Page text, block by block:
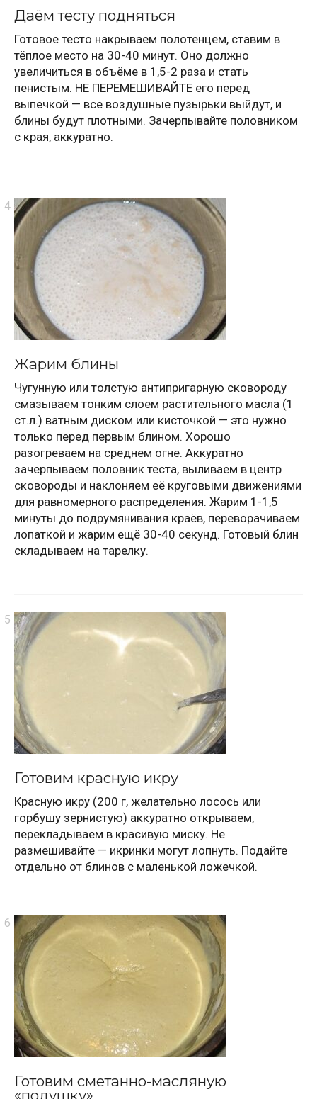
Даём тесту подняться
Готовое тесто накрываем полотенцем, ставим в
тёплое место на 30-40 минут. Оно должно
увеличиться в объёме в 1,5-2 раза и стать
пенистым. НЕ ПЕРЕМЕШИВАЙТЕ его перед
выпечкой — все воздушные пузырьки выйдут, и
блины будут плотными. Зачерпывайте половником
с края, аккуратно.
Жарим блины
Чугунную или толстую антипригарную сковороду
смазываем тонким слоем растительного масла (1
ст.л.) ватным диском или кисточкой — это нужно
только перед первым блином. Хорошо
разогреваем на среднем огне. Аккуратно
зачерпываем половник теста, выливаем в центр
сковороды и наклоняем её круговыми движениями
для равномерного распределения. Жарим 1-1,5
минуты до подрумянивания краёв, переворачиваем
лопаткой и жарим ещё 30-40 секунд. Готовый блин
складываем на тарелку.
Готовим красную икру
Красную икру (200 г, желательно лосось или
горбушу зернистую) аккуратно открываем,
перекладываем в красивую миску. Не
размешивайте — икринки могут лопнуть. Подайте
отдельно от блинов с маленькой ложечкой.
Готовим сметанно-масляную
«подушку»